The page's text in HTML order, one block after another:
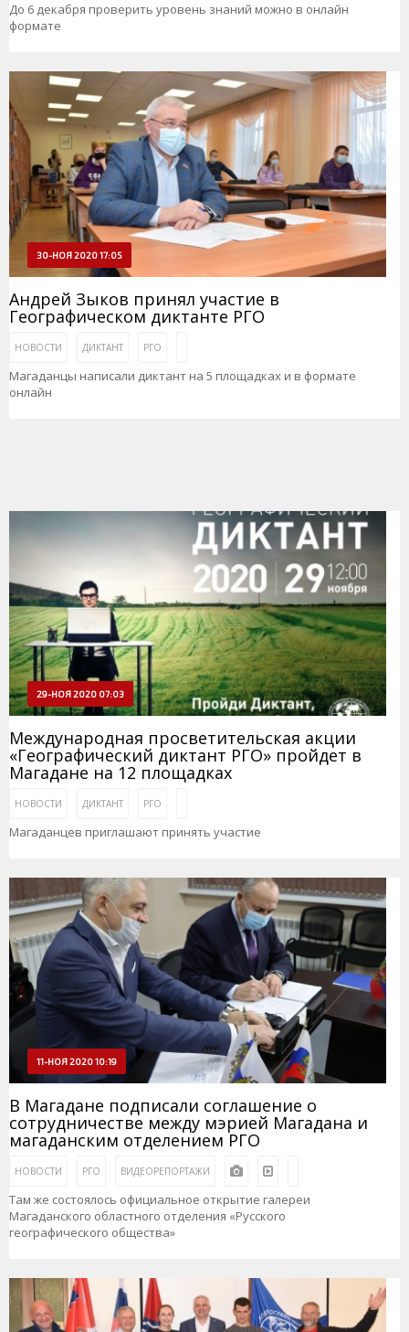
До 6 декабря проверить уровень знаний можно в онлайн
формате
30-НОЯ 2020 17:05
Андрей Зыков принял участие в
Географическом диктанте РГО
НОВОСТИ ДИКТАНТ РГО
Магаданцы написали диктант на 5 площадках и в формате
онлайн
29-НОЯ 2020 07:03
Международная просветительская акции
«Географический диктант РГО» пройдет в
Магадане на 12 площадках
НОВОСТИ ДИКТАНТ РГО
Магаданцев приглашают принять участие
11-НОЯ 2020 10:19
В Магадане подписали соглашение о
сотрудничестве между мэрией Магадана и
магаданским отделением РГО
НОВОСТИ РГО ВИДЕОРЕПОРТАЖИ
Там же состоялось официальное открытие галереи
Магаданского областного отделения «Русского
географического общества»